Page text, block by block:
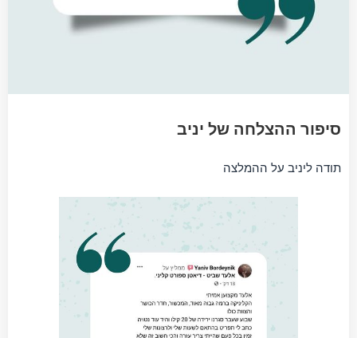
סיפור ההצלחה של יניב
תודה ליניב על ההמלצה